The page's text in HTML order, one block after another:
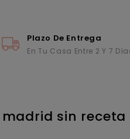
Plazo De Entrega
En Tu Casa Entre 2 Y 7
sin receta